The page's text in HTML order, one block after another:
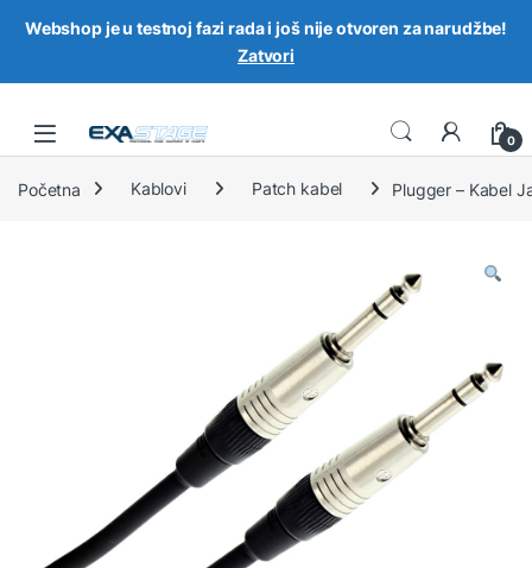
Skip to navigation
Skip to content
0
Početna Kablovi Patch kabel Plugger – Kabel
Webshop je u testnoj fazi rada i još nije otvoren za narudžbe!
Zatvori